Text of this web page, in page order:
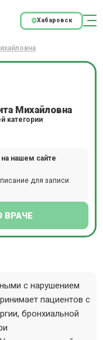
Хабаровск
Михайловна
категории
нашем сайте
для записи
ВРАЧЕ
с нарушением
пациентов с
бронхиальной